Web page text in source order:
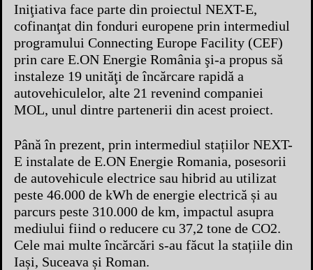
Iniţiativa face parte din proiectul NEXT-E,
cofinanţat din fonduri europene prin intermediul
programului Connecting Europe Facility (CEF)
prin care E.ON Energie România şi-a propus să
instaleze 19 unităţi de încărcare rapidă a
autovehiculelor, alte 21 revenind companiei
MOL, unul dintre partenerii din acest proiect.
Până în prezent, prin intermediul stațiilor NEXT-
E instalate de E.ON Energie Romania, posesorii
de autovehicule electrice sau hibrid au utilizat
peste 46.000 de kWh de energie electrică și au
parcurs peste 310.000 de km, impactul asupra
mediului fiind o reducere cu 37,2 tone de CO2.
Cele mai multe încărcări s-au făcut la stațiile din
Iași, Suceava și Roman.